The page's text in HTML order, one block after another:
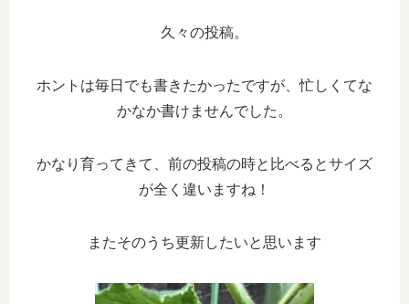
久々の投稿。
ホントは毎日でも書きたかったですが、忙しくてな
かなか書けませんでした。
かなり育ってきて、前の投稿の時と比べるとサイズ
が全く違いますね！
またそのうち更新したいと思います